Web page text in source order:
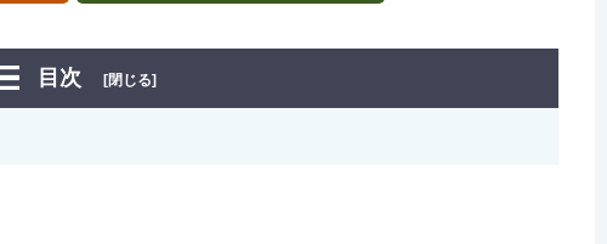
目次 [閉じる]